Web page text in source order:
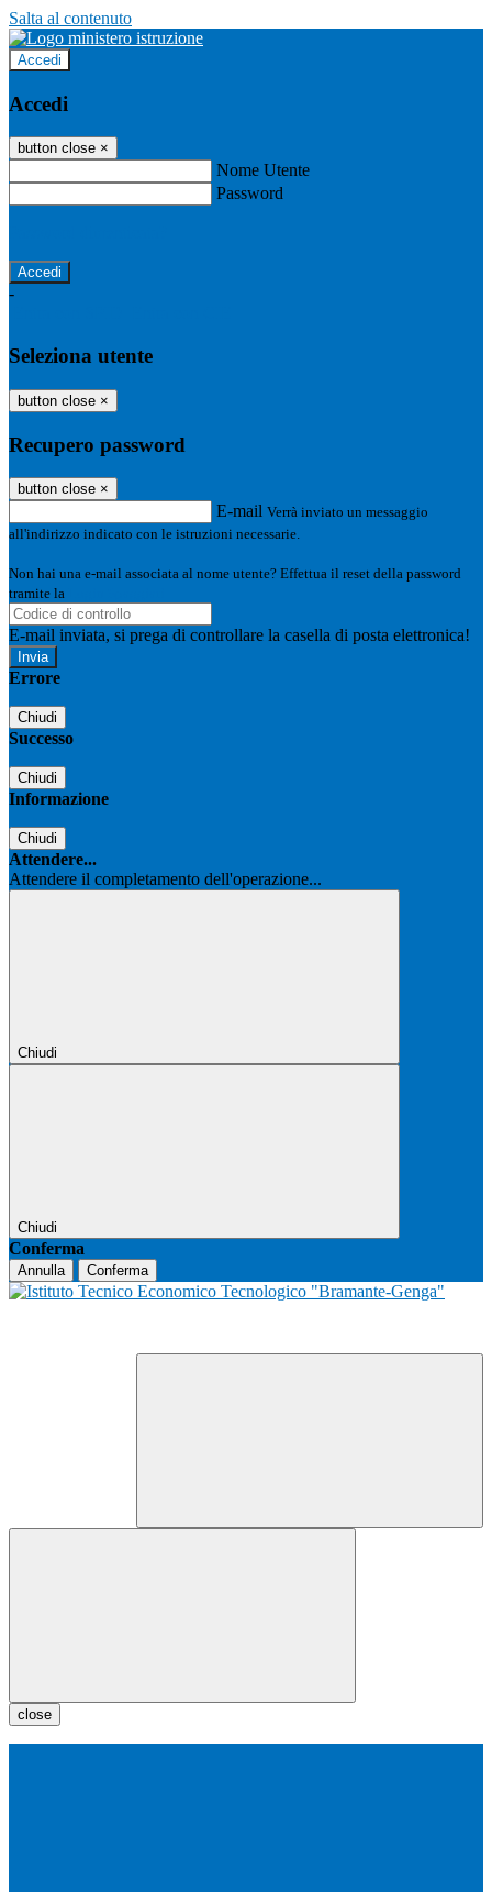
Salta al contenuto
Accedi
Accedi
button close ×
Nome Utente
Password
-
Seleziona utente
button close ×
Recupero password
button close ×
E-mail Verrà inviato un messaggio
all'indirizzo indicato con le istruzioni necessarie.
Non hai una e-mail associata al nome utente? Effettua il reset della password
tramite la
E-mail inviata, si prega di controllare la casella di posta elettronica!
Errore
Chiudi
Successo
Chiudi
Informazione
Chiudi
Attendere...
Attendere il completamento dell'operazione...
Chiudi
Chiudi
Conferma
Annulla Conferma
close